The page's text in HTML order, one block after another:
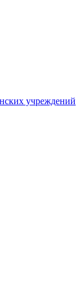
учреждений